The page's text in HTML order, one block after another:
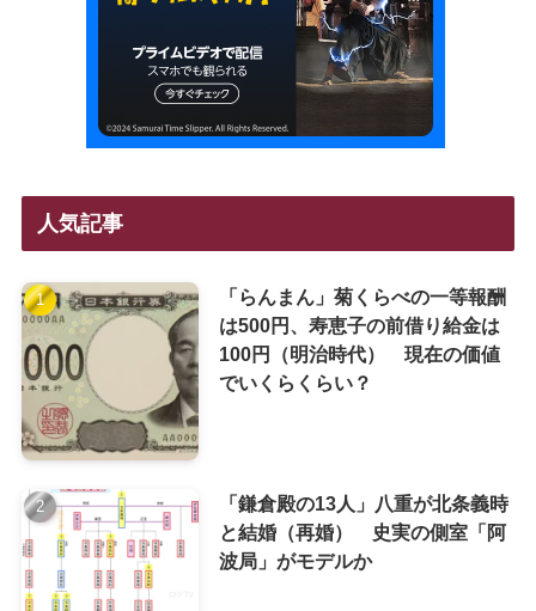
人気記事
「らんまん」菊くらべの一等報酬
は500円、寿恵子の前借り給金は
100円（明治時代） 現在の価値
でいくらくらい？
「鎌倉殿の13人」八重が北条義時
と結婚（再婚） 史実の側室「阿
波局」がモデルか